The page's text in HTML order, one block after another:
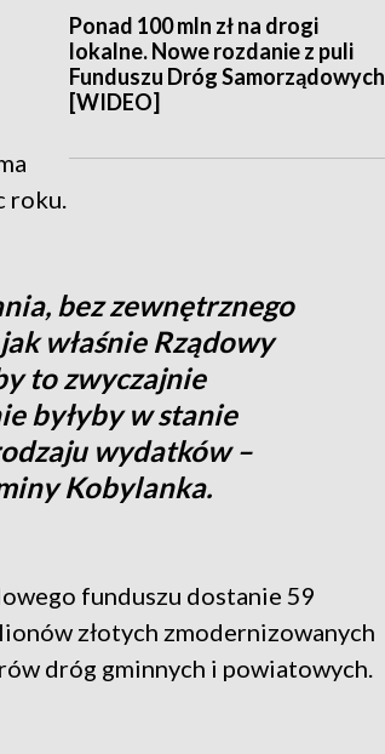
Ponad 100 mln zł na drogi
lokalne. Nowe rozdanie z puli
Funduszu Dróg Samorządowych
[WIDEO]
roku.
bez zewnętrznego
właśnie Rządowy
to zwyczajnie
byłyby w stanie
wydatków –
Kobylanka.
funduszu dostanie 59
złotych zmodernizowanych
dróg gminnych i powiatowych.